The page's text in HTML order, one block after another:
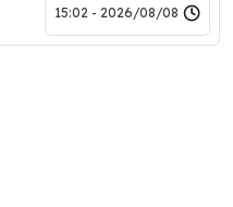
2026/08/08 - 15:02